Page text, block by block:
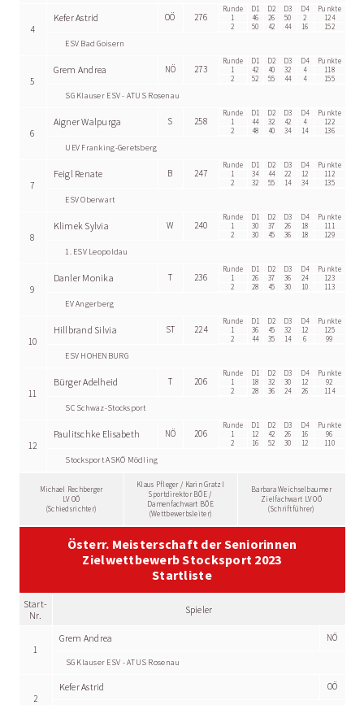
4
Kefer Astrid OÖ 276
Runde D1 D2 D3 D4
Punkte
1
46 26 50 2
124
2
50 42 44 16
152
ESV Bad Goisern
5
Grem Andrea NÖ 273
Runde D1 D2 D3 D4
Punkte
1
42 40 32 4
118
2
52 55 44 4
155
SG Klauser ESV - ATUS Rosenau
6
Aigner Walpurga S 258
Runde D1 D2 D3 D4
Punkte
1
44 32 42 4
122
2
48 40 34 14
136
UEV Franking-Geretsberg
7
Feigl Renate B 247
Runde D1 D2 D3 D4
Punkte
1
34 44 22 12
112
2
32 55 14 34
135
ESV Oberwart
8
Klimek Sylvia W 240
Runde D1 D2 D3 D4
Punkte
1
30 37 26 18
111
2
30 45 36 18
129
1. ESV Leopoldau
9
Danler Monika T 236
Runde D1 D2 D3 D4
Punkte
1
26 37 36 24
123
2
28 45 30 10
113
EV Angerberg
10
Hillbrand Silvia ST 224
Runde D1 D2 D3 D4
Punkte
1
36 45 32 12
125
2
44 35 14 6
99
ESV HOHENBURG
11
Bürger Adelheid T 206
Runde D1 D2 D3 D4
Punkte
1
18 32 30 12
92
2
28 36 24 26
114
SC Schwaz-Stocksport
12
Paulitschke Elisabeth NÖ 206
Runde D1 D2 D3 D4
Punkte
1
12 42 26 16
96
2
16 52 30 12
110
Stocksport ASKÖ Mödling
Michael Rechberger
LV OÖ
(Schiedsrichter)
Klaus Pfleger / Karin Gratzl
Sportdirektor BÖE /
Damenfachwart BÖE
(Wettbewerbsleiter)
Barbara Weichselbaumer
Zielfachwart LV OÖ
(Schriftführer)
Österr. Meisterschaft der Seniorinnen
Zielwettbewerb Stocksport 2023
Startliste
Start-
Nr.
Spieler
1
Grem Andrea NÖ
SG Klauser ESV - ATUS Rosenau
2
Kefer Astrid OÖ